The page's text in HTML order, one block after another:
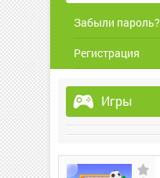
Забыли пароль?
Регистрация
Игры